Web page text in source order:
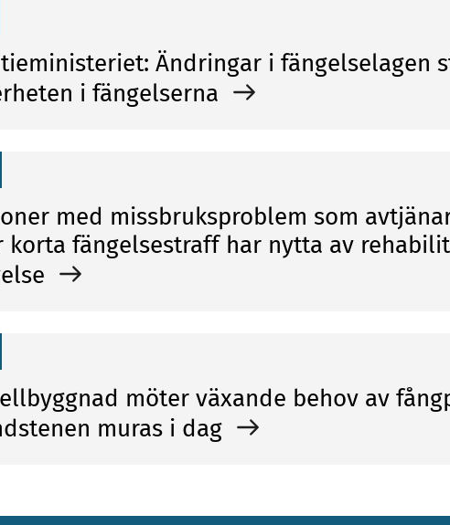
Ändringar i fängelselagen
i fängelserna
med missbruksproblem som
korta fängelsestraff har nytta av
möter växande behov av
muras i dag